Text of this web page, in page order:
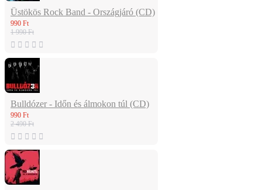
Üstökös Rock Band - Országjáró (CD)
990 Ft
1 990 Ft
Bulldózer - Időn és álmokon túl (CD)
990 Ft
2 490 Ft